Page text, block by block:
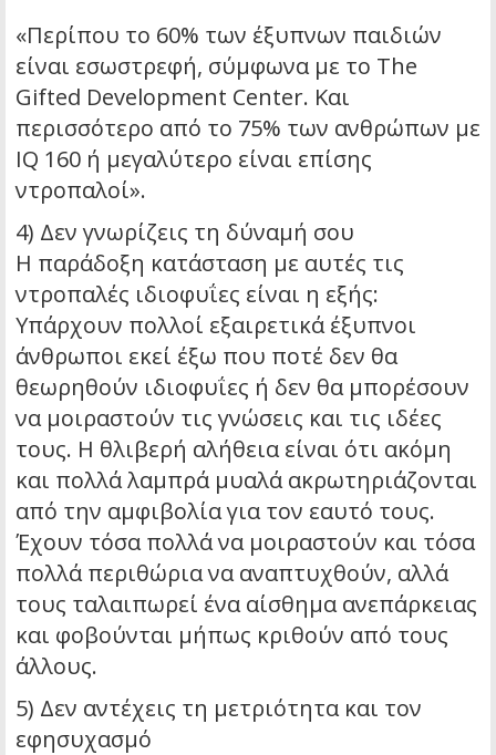
«Περίπου το 60% των έξυπνων παιδιών
είναι εσωστρεφή, σύμφωνα με το The
Gifted Development Center. Και
περισσότερο από το 75% των ανθρώπων με
IQ 160 ή μεγαλύτερο είναι επίσης
ντροπαλοί».
4) Δεν γνωρίζεις τη δύναμή σου
Η παράδοξη κατάσταση με αυτές τις
ντροπαλές ιδιοφυΐες είναι η εξής:
Υπάρχουν πολλοί εξαιρετικά έξυπνοι
άνθρωποι εκεί έξω που ποτέ δεν θα
θεωρηθούν ιδιοφυΐες ή δεν θα μπορέσουν
να μοιραστούν τις γνώσεις και τις ιδέες
τους. Η θλιβερή αλήθεια είναι ότι ακόμη
και πολλά λαμπρά μυαλά ακρωτηριάζονται
από την αμφιβολία για τον εαυτό τους.
Έχουν τόσα πολλά να μοιραστούν και τόσα
πολλά περιθώρια να αναπτυχθούν, αλλά
τους ταλαιπωρεί ένα αίσθημα ανεπάρκειας
και φοβούνται μήπως κριθούν από τους
άλλους.
5) Δεν αντέχεις τη μετριότητα και τον
εφησυχασμό